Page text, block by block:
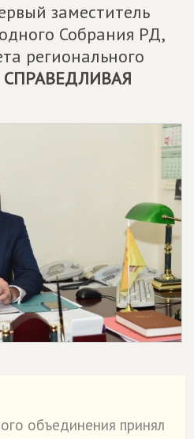
заместитель
Собрания РД,
регионального
СПРАВЕДЛИВАЯ
объединения принял